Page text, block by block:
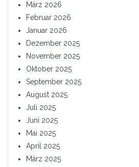
März 2026
Februar 2026
Januar 2026
Dezember 2025
November 2025
Oktober 2025
September 2025
August 2025
Juli 2025
Juni 2025
Mai 2025
April 2025
März 2025